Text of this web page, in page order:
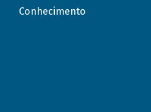
Conhecimento